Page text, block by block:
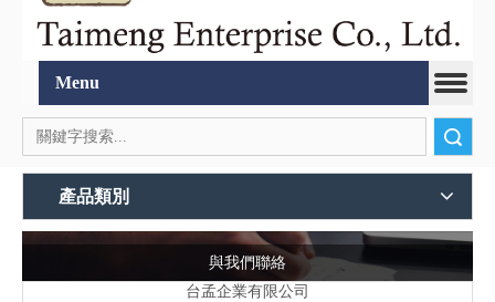
Menu
產品類別
與我們聯絡
台孟企業有限公司